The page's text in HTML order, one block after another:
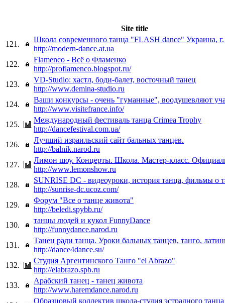
Site title
121.
Школа современного танца "FLASH dance" Украина,
http://modern-dance.at.ua
122.
Flamenco - Всё о Фламенко
http://proflamenco.blogspot.ru/
123.
VD-Studio: хастл, боди-балет, восточный танец
http://www.demina-studio.ru
124.
Ваши конкурсы - очень "гуманные", воодушевляют
http://www.visitefrance.info/
125.
Международный фестиваль танца Crimea Trophy
http://dancefestival.com.ua/
126.
Лучший израильский сайт бальных танцев.
http://balnik.narod.ru
127.
Лимон шоу. Концерты. Школа. Мастер-класс.
http://www.lemonshow.ru
128.
SUNRISE DC - видеоуроки, история танца, фильмы о
http://sunrise-dc.ucoz.com/
129.
Форум "Все о танце живота"
http://beledi.spybb.ru/
130.
танцы людей и кукол FunnyDance
http://funnydance.narod.ru
131.
Танец ради танца. Уроки бальных танцев, танго,
http://dance4dance.su/
132.
Студия Аргентинского Танго "el Abrazo"
http://elabrazo.spb.ru
133.
Арабский танец - танец живота
http://www.haremdance.narod.ru
Образцовый коллектив школа-студия эстрадного